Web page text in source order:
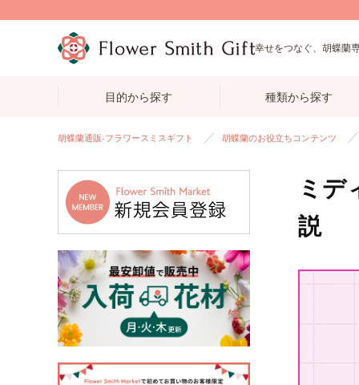
幸せをつなぐ、胡蝶蘭
目的から探す 種類から探す
胡蝶蘭通販-フラワースミスギフト 胡蝶蘭のお役立ちコンテンツ
ミデ
説